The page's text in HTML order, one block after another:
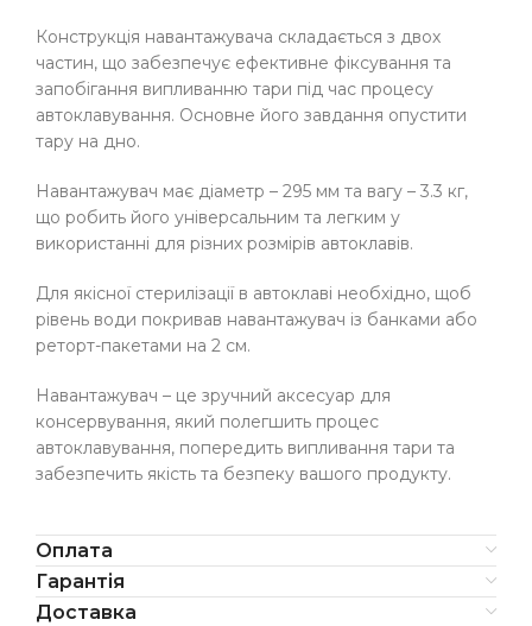
Конструкція навантажувача складається з двох
частин, що забезпечує ефективне фіксування та
запобігання випливанню тари під час процесу
автоклавування. Основне його завдання опустити
тару на дно.
Навантажувач має діаметр – 295 мм та вагу – 3.3 кг,
що робить його універсальним та легким у
використанні для різних розмірів автоклавів.
Для якісної стерилізації в автоклаві необхідно, щоб
рівень води покривав навантажувач із банками або
реторт-пакетами на 2 см.
Навантажувач – це зручний аксесуар для
консервування, який полегшить процес
автоклавування, попередить випливання тари та
забезпечить якість та безпеку вашого продукту.
Оплата
Гарантія
Доставка